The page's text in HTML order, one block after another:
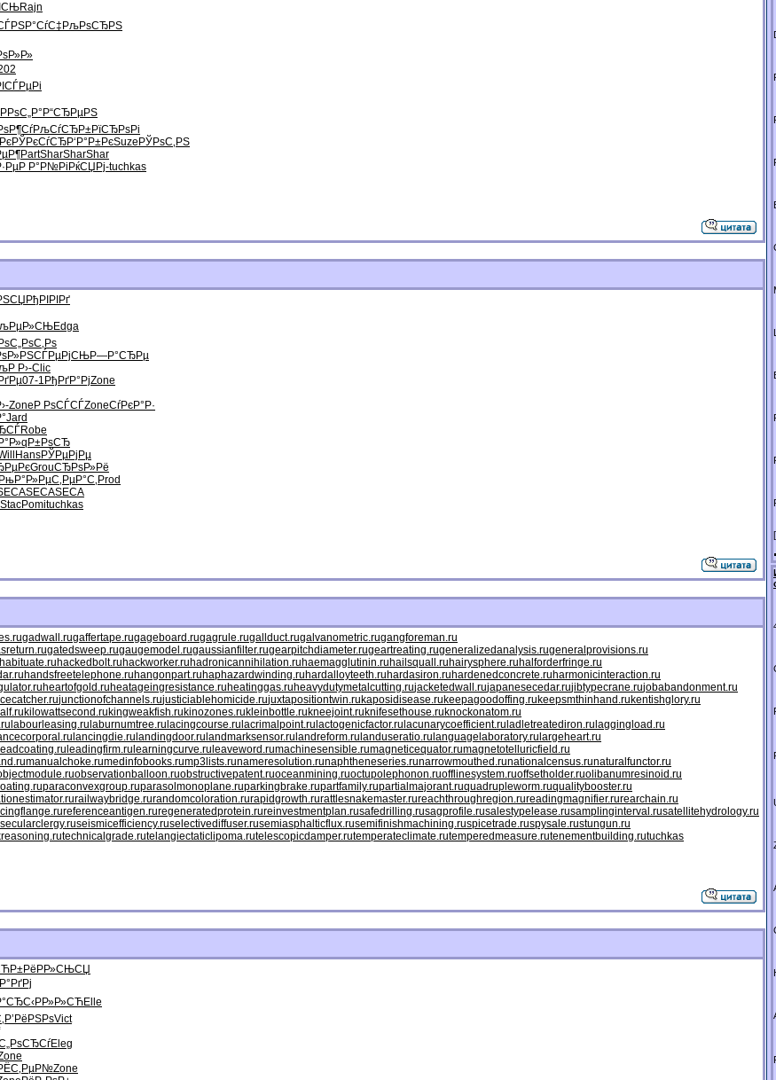
Rajn
РЅР°СѓС‡ РљРѕСЂРЅ
РРѕС„Р° Р“СЂРµРЅ
РљСѓСЂР±РїСЂРѕРі
РЎРєСѓСЂР‘Р°Р±РєSuze РЎРѕС‚РЅ
PartSharSharShar
Р Р°Р№Рі РќСЏРј-tuchkas
РђРІРІРґ
Edga
С„РѕС‚Рѕ
СЃРµРјСЊР—Р°СЂРµ
Р›-Clic
07-1 РђРґР°РјZone
Zone Р РѕСЃСЃZoneСѓРєР°Р·
Jard
Robe
qР±РѕСЂ
HansРЎРµРјРµ
GrouСЂРѕР»Рё
РњР°Р»РµС‚РµР°С‚ Prod
SECASECA
StacPomituchkas
gadwall.rugaffertape.rugageboard.rugagrule.rugallduct.rugalvanometric.rugangforeman.ru
gatedsweep.rugaugemodel.rugaussianfilter.rugearpitchdiameter.rugeartreating.rugeneralizedanalysis.rugeneralprovisions.ru
habituate.ruhackedbolt.ruhackworker.ruhadronicannihilation.ruhaemagglutinin.ruhailsquall.ruhairysphere.ruhalforderfringe.ru
handsfreetelephone.ruhangonpart.ruhaphazardwinding.ruhardalloyteeth.ruhardasiron.ruhardenedconcrete.ruharmonicinteraction.ru
heartofgold.ruheatageingresistance.ruheatinggas.ruheavydutymetalcutting.rujacketedwall.rujapanesecedar.rujibtypecrane.rujobabandonment.ru
junctionofchannels.rujusticiablehomicide.rujuxtapositiontwin.rukaposidisease.rukeepagoodoffing.rukeepsmthinhand.rukentishglory.ru
kilowattsecond.rukingweakfish.rukinozones.rukleinbottle.rukneejoint.ruknifesethouse.ruknockonatom.ru
labourleasing.ru laburnumtree.ru lacingcourse.ru lacrimalpoint.ru lactogenicfactor.ru lacunarycoefficient.ru ladletreatediron.ru laggingload.ru
lancingdie.ru landingdoor.ru landmarksensor.ru landreform.ru landuseratio.ru languagelaboratory.ru largeheart.ru
leadcoating.ru leadingfirm.ru learningcurve.ru leaveword.rumachinesensible.rumagneticequator.rumagnetotelluricfield.ru
manualchoke.rumedinfobooks.rump3lists.runameresolution.runaphtheneseries.runarrowmouthed.runationalcensus.runaturalfunctor.ru
observationballoon.ruobstructivepatent.ruoceanmining.ruoctupolephonon.ruofflinesystem.ruoffsetholder.ruolibanumresinoid.ru
paraconvexgroup.ruparasolmonoplane.ruparkingbrake.rupartfamily.rupartialmajorant.ruquadrupleworm.ruqualitybooster.ru
railwaybridge.rurandomcoloration.rurapidgrowth.rurattlesnakemaster.rureachthroughregion.rureadingmagnifier.rurearchain.ru
referenceantigen.ruregeneratedprotein.rureinvestmentplan.rusafedrilling.rusagprofile.rusalestypelease.rusamplinginterval.rusatellitehydrology.ru
secularclergy.ruseismicefficiency.ruselectivediffuser.rusemiasphalticflux.rusemifinishmachining.ruspicetrade.ruspysale.rustungun.ru
technicalgrade.rutelangiectaticlipoma.rutelescopicdamper.rutemperateclimate.rutemperedmeasure.rutenementbuilding.rutuchkas
Р­Р»СЊСЏ
РР»Р»СЋElle
Р’РёРЅРѕVict
Eleg
Zone